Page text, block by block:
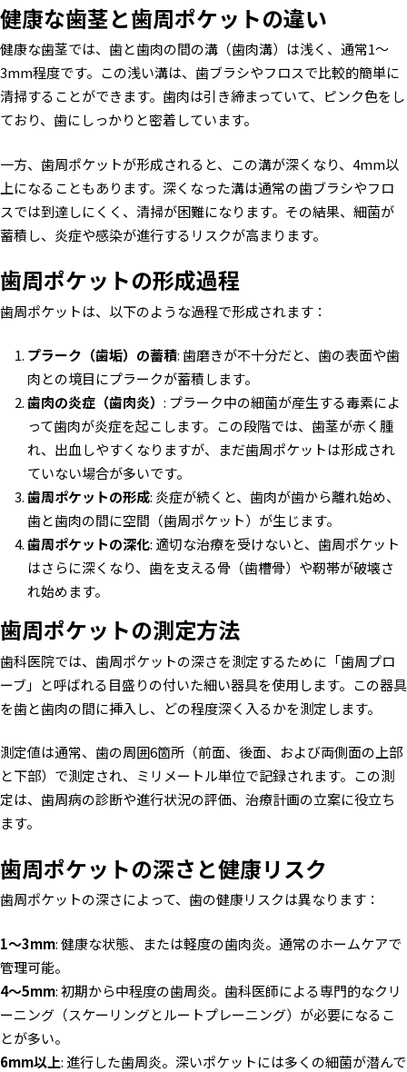
健康な歯茎と歯周ポケットの違い
健康な歯茎では、歯と歯肉の間の溝（歯肉溝）は浅く、通常1〜
3mm程度です。この浅い溝は、歯ブラシやフロスで比較的簡単に
清掃することができます。歯肉は引き締まっていて、ピンク色をし
ており、歯にしっかりと密着しています。
一方、歯周ポケットが形成されると、この溝が深くなり、4mm以
上になることもあります。深くなった溝は通常の歯ブラシやフロ
スでは到達しにくく、清掃が困難になります。その結果、細菌が
蓄積し、炎症や感染が進行するリスクが高まります。
歯周ポケットの形成過程
歯周ポケットは、以下のような過程で形成されます：
プラーク（歯垢）の蓄積: 歯磨きが不十分だと、歯の表面や歯
肉との境目にプラークが蓄積します。
歯肉の炎症（歯肉炎） : プラーク中の細菌が産生する毒素によ
って歯肉が炎症を起こします。この段階では、歯茎が赤く腫
れ、出血しやすくなりますが、まだ歯周ポケットは形成され
ていない場合が多いです。
歯周ポケットの形成: 炎症が続くと、歯肉が歯から離れ始め、
歯と歯肉の間に空間（歯周ポケット）が生じます。
歯周ポケットの深化: 適切な治療を受けないと、歯周ポケット
はさらに深くなり、歯を支える骨（歯槽骨）や靭帯が破壊さ
れ始めます。
歯周ポケットの測定方法
歯科医院では、歯周ポケットの深さを測定するために「歯周プロ
ーブ」と呼ばれる目盛りの付いた細い器具を使用します。この器具
を歯と歯肉の間に挿入し、どの程度深く入るかを測定します。
測定値は通常、歯の周囲6箇所（前面、後面、および両側面の上部
と下部）で測定され、ミリメートル単位で記録されます。この測
定は、歯周病の診断や進行状況の評価、治療計画の立案に役立ち
ます。
歯周ポケットの深さと健康リスク
歯周ポケットの深さによって、歯の健康リスクは異なります：
1〜3mm: 健康な状態、または軽度の歯肉炎。通常のホームケアで
管理可能。
4〜5mm: 初期から中程度の歯周炎。歯科医師による専門的なクリ
ーニング（スケーリングとルートプレーニング）が必要になるこ
とが多い。
6mm以上: 進行した歯周炎。深いポケットには多くの細菌が潜んで